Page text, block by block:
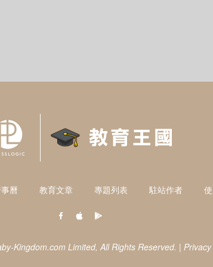
曆 教育文章 專題列表 駐站作者
Kingdom.com Limited, All Rights Reserved. |